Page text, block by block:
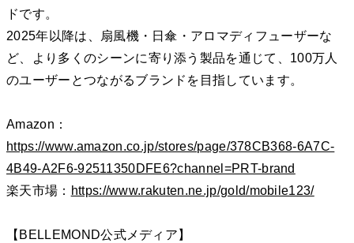
ドです。
2025年以降は、扇風機・日傘・アロマディフューザーな
ど、より多くのシーンに寄り添う製品を通じて、100万人
のユーザーとつながるブランドを目指しています。
Amazon：
https://www.amazon.co.jp/stores/page/378CB368-6A7C-
4B49-A2F6-92511350DFE6?channel=PRT-brand
楽天市場： https://www.rakuten.ne.jp/gold/mobile123/
【BELLEMOND公式メディア】